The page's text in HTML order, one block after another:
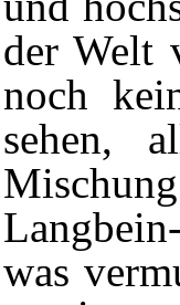
der Welt
noch
sehen,
was